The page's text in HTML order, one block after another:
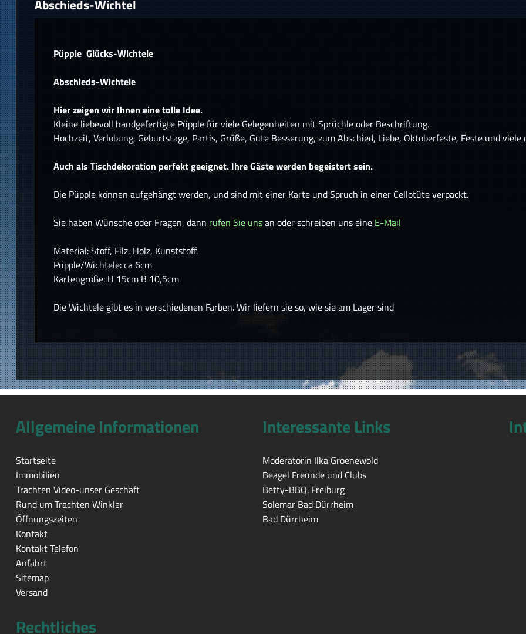
Abschieds-Wichtel
Püpple Glücks-Wichtele
Abschieds-Wichtele
Hier zeigen wir Ihnen eine tolle Idee.
Kleine liebevoll handgefertigte Püpple für viele Gelegenheiten mit Sprüchle oder Beschriftung.
Hochzeit, Verlobung, Geburtstage, Partis, Grüße, Gute Besserung, zum Abschied, Liebe, Oktoberfeste, Feste und viele
Auch als Tischdekoration perfekt geeignet. Ihre Gäste werden begeistert sein.
Die Püpple können aufgehängt werden, und sind mit einer Karte und Spruch in einer Cellotüte verpackt.
Sie haben Wünsche oder Fragen, dann rufen Sie unsan oder schreiben uns eine E-Mail
Material: Stoff, Filz, Holz, Kunststoff.
Püpple/Wichtele: ca 6cm
Kartengröße: H 15cm B 10,5cm
Die Wichtele gibt es in verschiedenen Farben. Wir liefern sie so, wie sie am Lager sind
Allgemeine Informationen
Startseite
Immobilien
Trachten Video-unser Geschäft
Rund um Trachten Winkler
Öffnungszeiten
Kontakt
Kontakt Telefon
Anfahrt
Sitemap
Versand
Interessante Links
Moderatorin Ilka Groenewold
Beagel Freunde und Clubs
Betty-BBQ. Freiburg
Solemar Bad Dürrheim
Bad Dürrheim
Rechtliches